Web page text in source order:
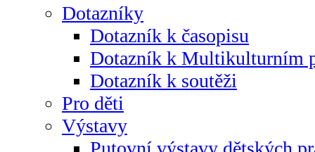
Dotazníky
Dotazník k časopisu
Dotazník k Multikulturním
Dotazník k soutěži
Pro děti
Výstavy